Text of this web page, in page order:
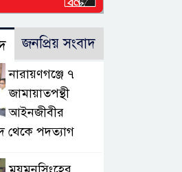
জনপ্রিয় সংবাদ
নারায়ণগঞ্জে ৭
জামায়াতপন্থী
আইনজীবীর
থেকে পদত্যাগ